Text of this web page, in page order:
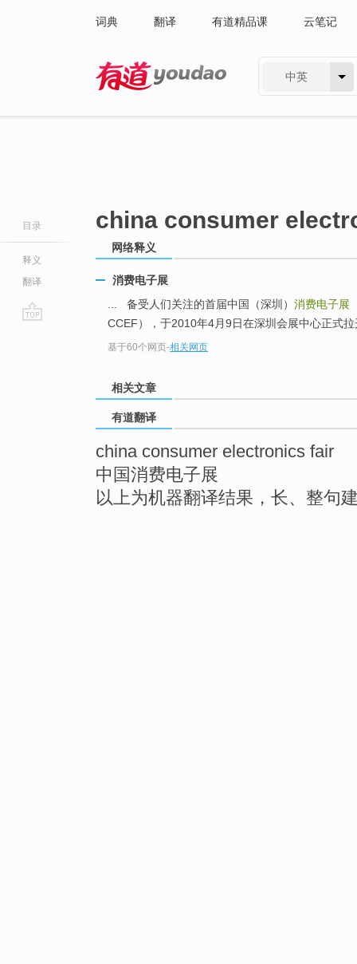
词典 翻译 有道精品课 云笔记
中英
目录
释义
翻译
china consumer
网络释义
消费电子展
... 备受人们关注的首届中国（深圳） 消费电子展
CCEF），于2010年4月9日在深圳会展中心正式
基于60个网页-相关网页
相关文章
有道翻译
china consumer electronics fair
中国消费电子展
以上为机器翻译结果，长、整句